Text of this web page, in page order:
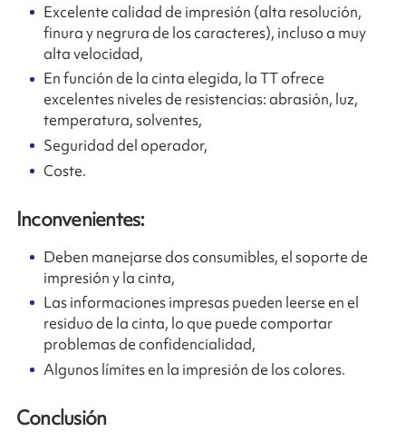
Excelente calidad de impresión (alta resolución,
finura y negrura de los caracteres), incluso a muy
alta velocidad,
En función de la cinta elegida, la TT ofrece
excelentes niveles de resistencias: abrasión, luz,
temperatura, solventes,
Seguridad del operador,
Coste.
Inconvenientes:
Deben manejarse dos consumibles, el soporte de
impresión y la cinta,
Las informaciones impresas pueden leerse en el
residuo de la cinta, lo que puede comportar
problemas de confidencialidad,
Algunos límites en la impresión de los colores.
Conclusión